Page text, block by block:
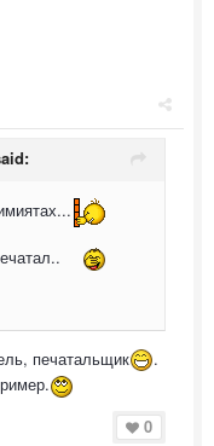
печатальщик
.
0